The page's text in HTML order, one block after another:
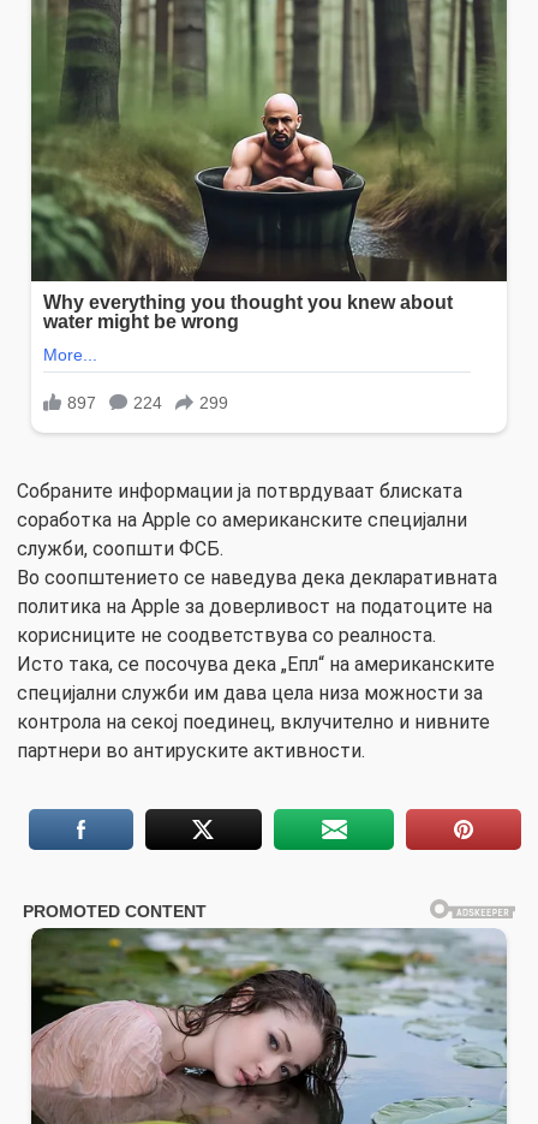
Собраните информации ја потврдуваат блиската
соработка на Apple со американските специјални
служби, соопшти ФСБ.
Во соопштението се наведува дека декларативната
политика на Apple за доверливост на податоците на
корисниците не соодветствува со реалноста.
Исто така, се посочува дека „Епл“ на американските
специјални служби им дава цела низа можности за
контрола на секој поединец, вклучително и нивните
партнери во антируските активности.